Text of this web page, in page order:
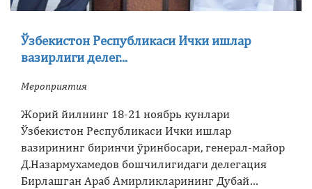
Ўзбекистон Республикаси Ички ишлар
вазирлиги делег...
Мероприятия
Жорий йилнинг 18-21 ноябрь кунлари
Ўзбекистон Республикаси Ички ишлар
вазирининг биринчи ўринбосари, генерал-майор
Д.Назармухамедов бошчилигидаги делегация
Бирлашган Араб Амирликларининг Дубай…